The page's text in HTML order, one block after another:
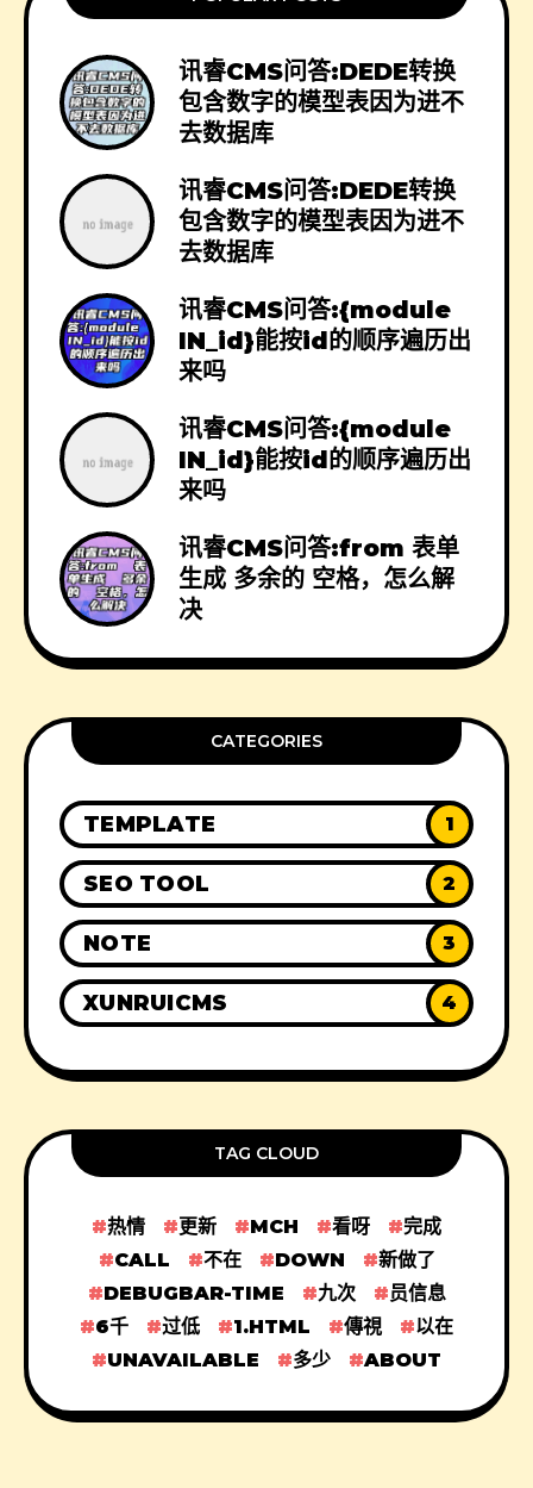
讯睿CMS问答:DEDE转换
包含数字的模型表因为进不
去数据库
讯睿CMS问答:DEDE转换
包含数字的模型表因为进不
去数据库
讯睿CMS问答:{module
IN_id}能按id的顺序遍历出
来吗
讯睿CMS问答:{module
IN_id}能按id的顺序遍历出
来吗
讯睿CMS问答:from 表单
生成 多余的 空格，怎么解
决
CATEGORIES
TEMPLATE 1
SEO TOOL 2
NOTE 3
XUNRUICMS 4
TAG CLOUD
热情 更新 MCH 看呀
完成
CALL
不在 DOWN
新做了
DEBUGBAR-TIME
九次
员信息
6千
过低 1.HTML 傳視
以在
UNAVAILABLE
多少 ABOUT